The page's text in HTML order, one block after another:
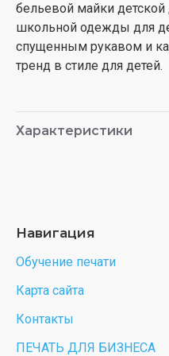
бельевой майки
школьной одежды для
спущенным рукавом и
тренд в стиле для детей.
Характеристики
Навигация
Обучение печати
Карта сайта
Контакты
ПЕЧАТЬ ДЛЯ БИЗНЕСА